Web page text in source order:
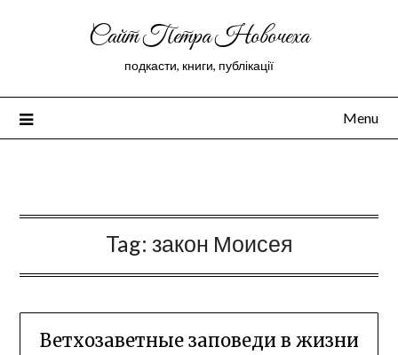
Сайт Петра Новочеха
подкасти, книги, публікації
Menu
Tag: закон Моисея
Ветхозаветные заповеди в жизни